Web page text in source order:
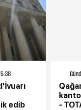
edib
-